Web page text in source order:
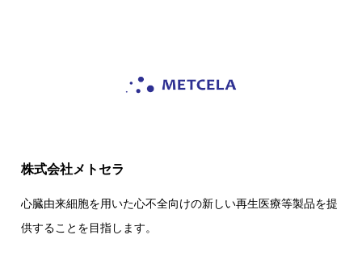
株式会社メトセラ
心臓由来細胞を用いた心不全向けの新しい再生医療等製品を提
供することを目指します。